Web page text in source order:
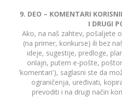
9. DEO – KOMENTARI
I DRUGI
Ako, na naš zahtev, pošaljete
(na primer, konkurse) ili bez
ideje, sugestije, predloge,
onlajn, putem e-pošte,
'komentari'), saglasni ste da
ograničenja, uređivati,
prevoditi i na drugi način